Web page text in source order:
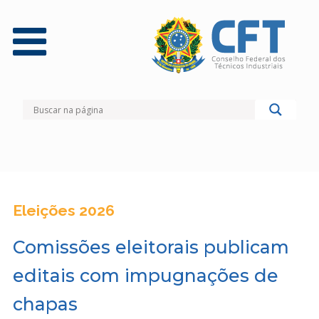
Eleições 2026
Comissões eleitorais publicam
editais com impugnações de
chapas